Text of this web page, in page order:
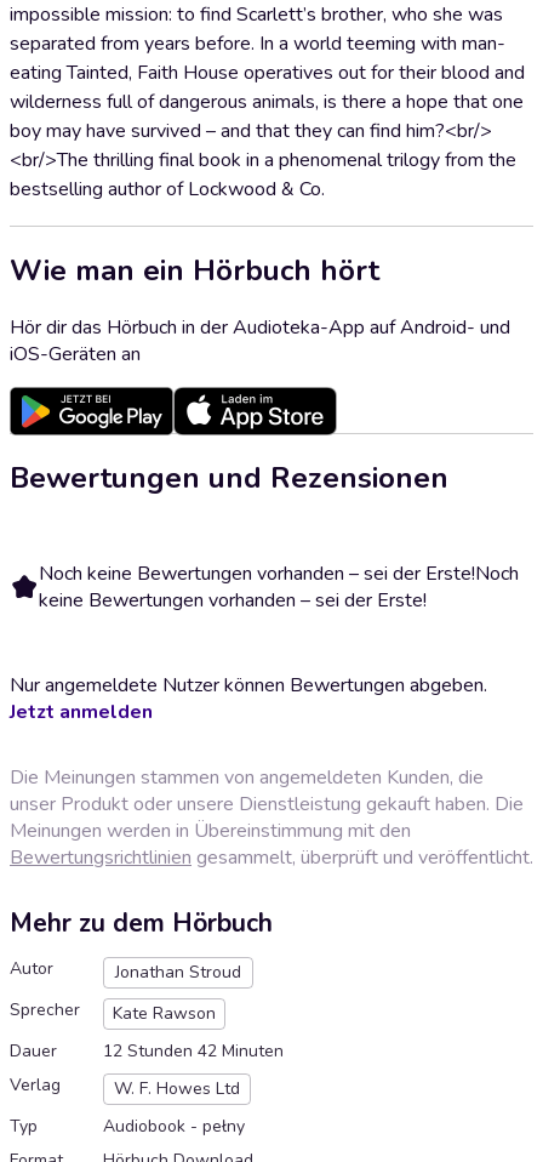
impossible mission: to find Scarlett’s brother, who she was
separated from years before. In a world teeming with man-
eating Tainted, Faith House operatives out for their blood and
wilderness full of dangerous animals, is there a hope that one
boy may have survived – and that they can find him?<br/>
<br/>The thrilling final book in a phenomenal trilogy from the
bestselling author of Lockwood & Co.
Wie man ein Hörbuch hört
Hör dir das Hörbuch in der Audioteka-App auf Android- und
iOS-Geräten an
Bewertungen und Rezensionen
Noch keine Bewertungen vorhanden – sei der Erste!Noch
keine Bewertungen vorhanden – sei der Erste!
Nur angemeldete Nutzer können Bewertungen abgeben.
Jetzt anmelden
Die Meinungen stammen von angemeldeten Kunden, die
unser Produkt oder unsere Dienstleistung gekauft haben. Die
Meinungen werden in Übereinstimmung mit den
Bewertungsrichtlinien gesammelt, überprüft und veröffentlicht.
Mehr zu dem Hörbuch
Autor
Jonathan Stroud
Sprecher
Kate Rawson
Dauer
12 Stunden 42 Minuten
Verlag
W. F. Howes Ltd
Typ
Audiobook - pełny